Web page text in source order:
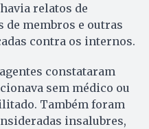
relatos de
de membros e outras
contra os internos.
constataram
sem médico ou
Também foram
insalubres,